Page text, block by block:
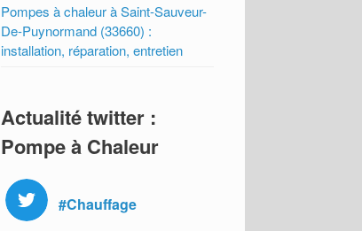
Pompes à chaleur à Saint-Sauveur-
De-Puynormand (33660) :
installation, réparation, entretien
Actualité twitter :
Pompe à Chaleur
#Chauffage